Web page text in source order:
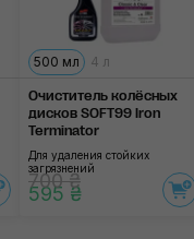
500 мл 4 л
Очиститель колёсных
дисков SOFT99 Iron
Terminator
Для удаления стойких
загрязнений
700 ₴
595 ₴